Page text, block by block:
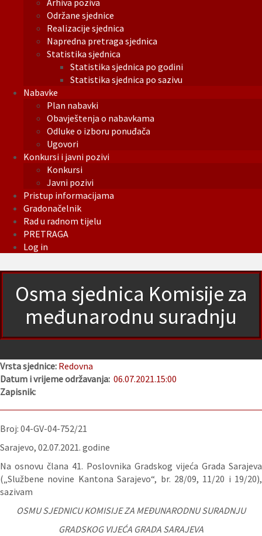
Arhiva poziva
Održane sjednice
Realizacije sjednica
Napredna pretraga sjednica
Statistika sjednica
Statistika sjednica po godini
Statistika sjednica po sazivu
Nabavke
Plan nabavki
Obavještenja o nabavkama
Odluke o izboru ponuđača
Ugovori
Konkursi i javni pozivi
Konkursi
Javni pozivi
Pristup informacijama
Gradonačelnik
Rad u radnom tijelu
PRETRAGA
Log in
Osma sjednica Komisije za
međunarodnu suradnju
Vrsta sjednice: Redovna
Datum i vrijeme održavanja: 06.07.2021.15:00
Zapisnik:
Broj: 04-GV-04-752/21
Sarajevo, 02.07.2021. godine
Na osnovu člana 41. Poslovnika Gradskog vijeća Grada Sarajeva
(„Službene novine Kantona Sarajevo“, br. 28/09, 11/20 i 19/20),
sazivam
OSMU SJEDNICU KOMISIJE ZA MEĐUNARODNU SURADNJU
GRADSKOG VIJEĆA GRADA SARAJEVA